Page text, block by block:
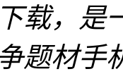
载，是
题材手